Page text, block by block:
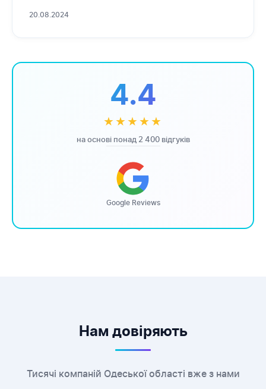
20.08.2024
4.4
★★★★★
на основі понад 2 400 відгуків
Google Reviews
Нам довіряють
Тисячі компаній Одеської області вже з нами